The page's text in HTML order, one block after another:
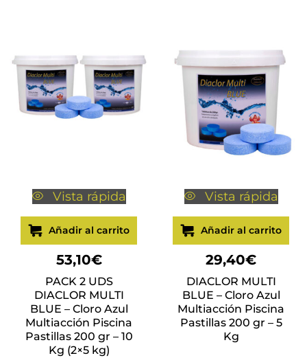
Vista rápida
Añadir al carrito
53,10€
PACK 2 UDS
DIACLOR MULTI
BLUE – Cloro Azul
Multiacción Piscina
Pastillas 200 gr – 10
Kg (2×5 kg)
Vista rápida
Añadir al carrito
29,40€
DIACLOR MULTI
BLUE – Cloro Azul
Multiacción Piscina
Pastillas 200 gr – 5
Kg